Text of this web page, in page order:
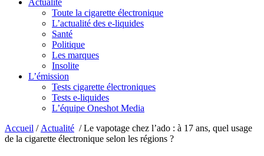
Toute la cigarette électronique
L’actualité des e-liquides
Santé
Politique
Les marques
Insolite
L’émission
Tests cigarette électroniques
Tests e-liquides
L’équipe Oneshot Media
Accueil / Actualité /Le vapotage chez l’ado : à 17 ans, quel usage
de la cigarette électronique selon les régions ?